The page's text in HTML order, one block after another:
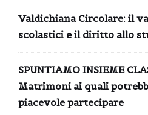
Valdichiana Circolare: il
scolastici e il diritto allo
SPUNTIAMO INSIEME
Matrimoni ai quali
piacevole partecipare